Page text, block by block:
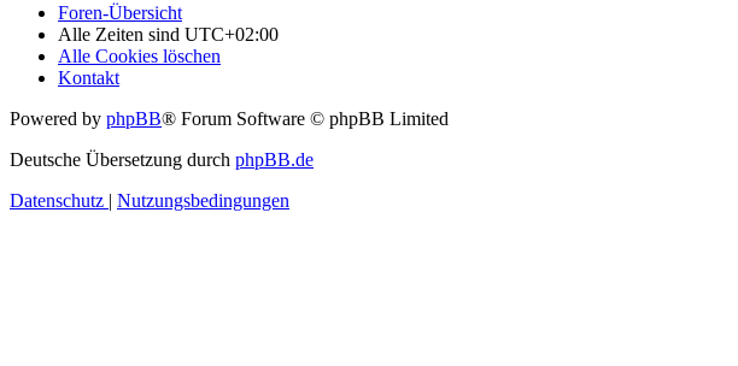
Foren-Übersicht
Alle Zeiten sind UTC+02:00
Alle Cookies löschen
Kontakt
Powered by phpBB® Forum Software © phpBB Limited
Deutsche Übersetzung durch phpBB.de
Datenschutz | Nutzungsbedingungen